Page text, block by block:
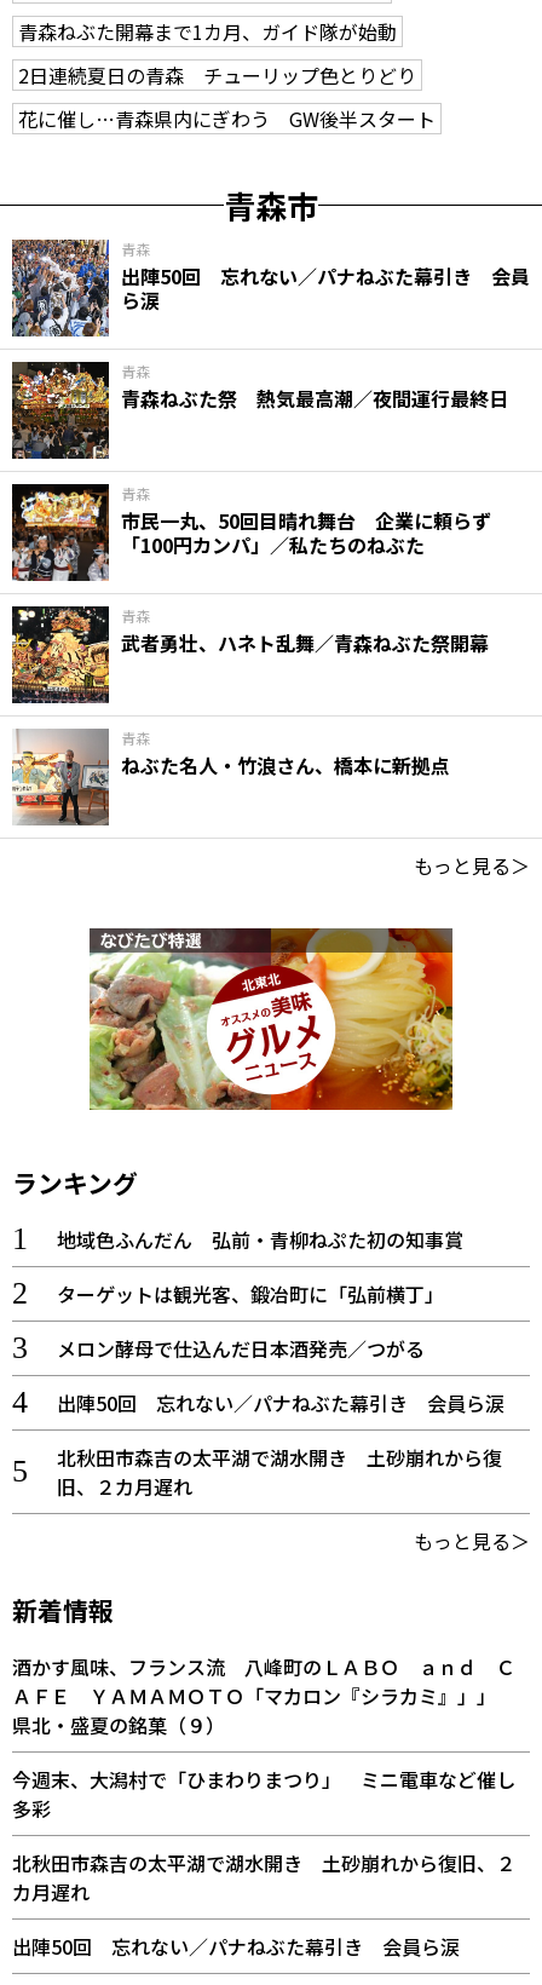
青森ねぶた開幕まで1カ月、ガイド隊が始動
2日連続夏日の青森 チューリップ色とりどり
花に催し…青森県内にぎわう GW後半スタート
青森市
青森
出陣50回 忘れない／パナねぶた幕引き 会員
ら涙
青森
青森ねぶた祭 熱気最高潮／夜間運行最終日
青森
市民一丸、50回目晴れ舞台 企業に頼らず
「100円カンパ」／私たちのねぶた
青森
武者勇壮、ハネト乱舞／青森ねぶた祭開幕
青森
ねぶた名人・竹浪さん、橋本に新拠点
もっと見る＞
ランキング
地域色ふんだん 弘前・青柳ねぷた初の知事賞
ターゲットは観光客、鍛冶町に「弘前横丁」
メロン酵母で仕込んだ日本酒発売／つがる
出陣50回 忘れない／パナねぶた幕引き 会員ら涙
北秋田市森吉の太平湖で湖水開き 土砂崩れから復
旧、２カ月遅れ
もっと見る＞
新着情報
酒かす風味、フランス流 八峰町のＬＡＢＯ ａｎｄ Ｃ
ＡＦＥ ＹＡＭＡＭＯＴＯ「マカロン『シラカミ』」」
県北・盛夏の銘菓（９）
今週末、大潟村で「ひまわりまつり」 ミニ電車など催し
多彩
北秋田市森吉の太平湖で湖水開き 土砂崩れから復旧、２
カ月遅れ
出陣50回 忘れない／パナねぶた幕引き 会員ら涙